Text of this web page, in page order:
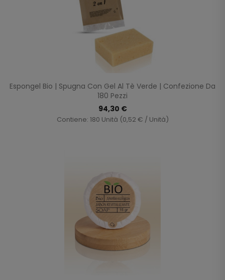
Espongel Bio | Spugna Con Gel Al Tè Verde | Confezione Da
180 Pezzi
94,30 €
Contiene: 180 Unità (0,52 € / Unità)